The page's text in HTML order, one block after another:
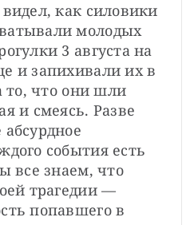
как силовики
молодых
3 августа на
и запихивали их в
то, что они шли
и смеясь. Разве
события есть
все знаем, что
трагедии —
попавшего в